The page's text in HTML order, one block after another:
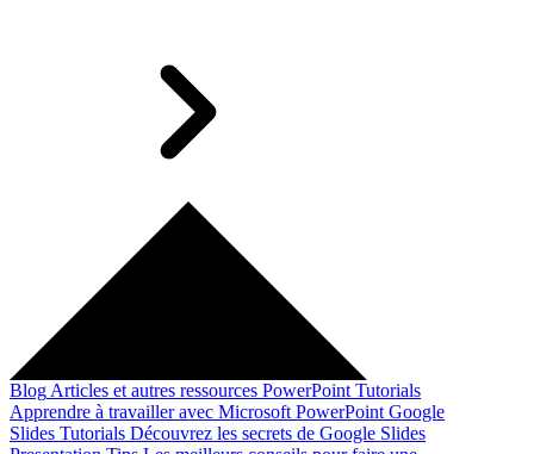
Blog Articles et autres ressources PowerPoint Tutorials
Apprendre à travailler avec Microsoft PowerPoint Google
Slides Tutorials Découvrez les secrets de Google Slides